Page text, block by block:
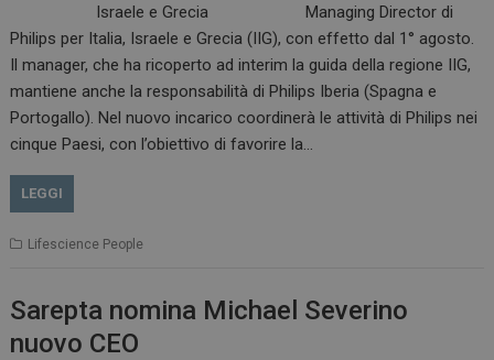
Managing Director di
Philips per Italia, Israele e Grecia (IIG), con effetto dal 1° agosto.
Il manager, che ha ricoperto ad interim la guida della regione IIG,
mantiene anche la responsabilità di Philips Iberia (Spagna e
Portogallo). Nel nuovo incarico coordinerà le attività di Philips nei
cinque Paesi, con l’obiettivo di favorire la…
LEGGI
Lifescience People
Sarepta nomina Michael Severino
nuovo CEO